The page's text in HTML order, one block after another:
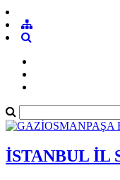
İSTANBUL İL